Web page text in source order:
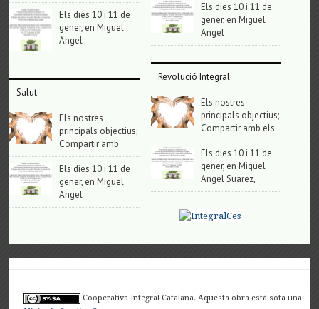
Els dies 10 i 11 de
gener, en Miguel
Angel
Salut
Els nostres
principals objectius;
Compartir amb
Els dies 10 i 11 de
gener, en Miguel
Angel
Els dies 10 i 11 de
gener, en Miguel
Angel
Revolució Integral
Els nostres
principals objectius;
Compartir amb els
Els dies 10 i 11 de
gener, en Miguel
Angel Suarez,
Cooperativa Integral Catalana. Aquesta obra està sota una